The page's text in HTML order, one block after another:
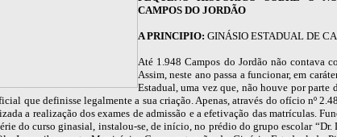
CAMPOS DO JORDÃO
A PRINCIPIO: GINÁSIO ESTADUAL DE
Até 1.948 Campos do Jordão não contava
Assim, neste ano passa a funcionar, em
Estadual, uma vez que, não houve por parte
que definisse legalmente a sua criação. Apenas, através do ofício nº
a realização dos exames de admissão e a efetivação das matrículas.
do curso ginasial, instalou-se, de início, no prédio do grupo escolar “Dr.